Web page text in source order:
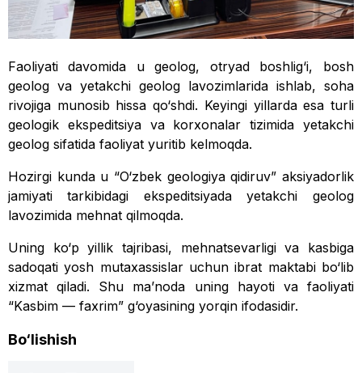
Faoliyati davomida u geolog, otryad boshlig‘i, bosh
geolog va yetakchi geolog lavozimlarida ishlab, soha
rivojiga munosib hissa qo‘shdi. Keyingi yillarda esa turli
geologik ekspeditsiya va korxonalar tizimida yetakchi
geolog sifatida faoliyat yuritib kelmoqda.
Hozirgi kunda u “O‘zbek geologiya qidiruv” aksiyadorlik
jamiyati tarkibidagi ekspeditsiyada yetakchi geolog
lavozimida mehnat qilmoqda.
Uning ko‘p yillik tajribasi, mehnatsevarligi va kasbiga
sadoqati yosh mutaxassislar uchun ibrat maktabi bo‘lib
xizmat qiladi. Shu ma’noda uning hayoti va faoliyati
“Kasbim — faxrim” g‘oyasining yorqin ifodasidir.
Bo‘lishish